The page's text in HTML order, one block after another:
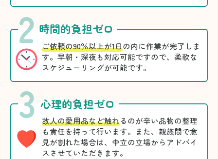
2 時間的負担ゼロ
ご依頼の90％以上が1日の内に作業が完了しま
す。早朝・深夜も対応可能ですので、柔軟な
スケジューリングが可能です。
3 心理的負担ゼロ
故人の愛用品など触れるのが辛い品物の整理
も責任を持って行います。また、親族間で意
見が割れた場合は、中立の立場からアドバイ
スさせていただきます。